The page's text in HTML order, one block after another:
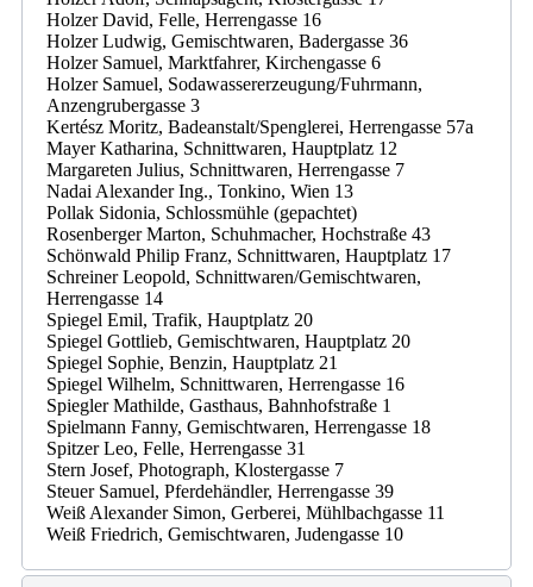
Holzer David, Felle, Herrengasse 16
Holzer Ludwig, Gemischtwaren, Badergasse 36
Holzer Samuel, Marktfahrer, Kirchengasse 6
Holzer Samuel, Sodawassererzeugung/Fuhrmann,
Anzengrubergasse 3
Kertész Moritz, Badeanstalt/Spenglerei, Herrengasse 57a
Mayer Katharina, Schnittwaren, Hauptplatz 12
Margareten Julius, Schnittwaren, Herrengasse 7
Nadai Alexander Ing., Tonkino, Wien 13
Pollak Sidonia, Schlossmühle (gepachtet)
Rosenberger Marton, Schuhmacher, Hochstraße 43
Schönwald Philip Franz, Schnittwaren, Hauptplatz 17
Schreiner Leopold, Schnittwaren/Gemischtwaren,
Herrengasse 14
Spiegel Emil, Trafik, Hauptplatz 20
Spiegel Gottlieb, Gemischtwaren, Hauptplatz 20
Spiegel Sophie, Benzin, Hauptplatz 21
Spiegel Wilhelm, Schnittwaren, Herrengasse 16
Spiegler Mathilde, Gasthaus, Bahnhofstraße 1
Spielmann Fanny, Gemischtwaren, Herrengasse 18
Spitzer Leo, Felle, Herrengasse 31
Stern Josef, Photograph, Klostergasse 7
Steuer Samuel, Pferdehändler, Herrengasse 39
Weiß Alexander Simon, Gerberei, Mühlbachgasse 11
Weiß Friedrich, Gemischtwaren, Judengasse 10